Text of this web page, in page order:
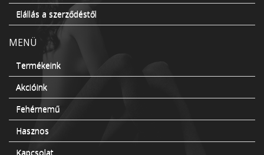
Elállás a szerződéstől
MENÜ
Termékeink
Akcióink
Fehérnemű
Hasznos
Kapcsolat